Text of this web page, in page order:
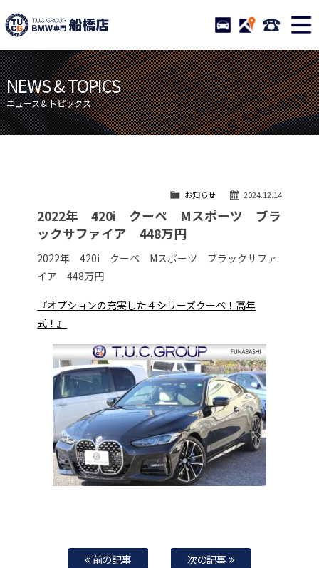
TUCグループ BMW専門 船
STOCK ACCESS 047-
ニュース
在庫リスト
目玉車両一覧
店舗紹介
保証＆サービス
アクセスマップ
自動車保険
TUCとは？
納車blog
スタッフblog
会社概要
NEWS & TOPICS
ニュース＆トピックス
2024.12.14
お知らせ
2022年 420i クーペ Mスポーツ ブラ
ックサファイア 448万円
2022年 420i クーペ Mスポーツ ブラックサファ
イア 448万円
『オプションの充実した４シリーズクーペ！高年
式！』
前の記事 次の記事